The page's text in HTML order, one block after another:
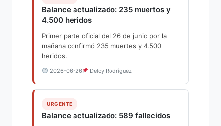
Balance actualizado: 235 muertos y
4.500 heridos
Primer parte oficial del 26 de junio por la
mañana confirmó 235 muertes y 4.500
heridos.
2026-06-26 Delcy Rodríguez
URGENTE
Balance actualizado: 589 fallecidos